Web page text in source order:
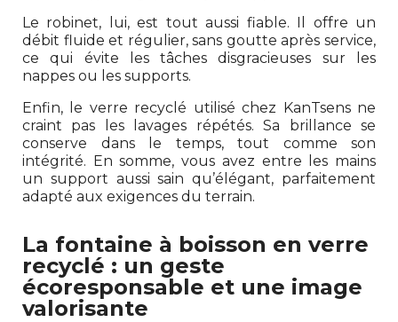
Le robinet, lui, est tout aussi fiable. Il offre un
débit fluide et régulier, sans goutte après service,
ce qui évite les tâches disgracieuses sur les
nappes ou les supports.
Enfin, le verre recyclé utilisé chez KanTsens ne
craint pas les lavages répétés. Sa brillance se
conserve dans le temps, tout comme son
intégrité. En somme, vous avez entre les mains
un support aussi sain qu’élégant, parfaitement
adapté aux exigences du terrain.
La fontaine à boisson en verre
recyclé : un geste
écoresponsable et une image
valorisante